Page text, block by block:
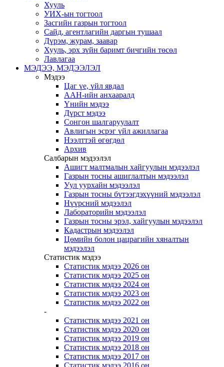
Хууль
УИХ-ын тогтоол
Засгийн газрын тогтоол
Сайд, агентлагийн даргын тушаал
Дүрэм, журам, заавар
Хууль, эрх зүйн баримт бичгийн төсөл
Лавлагаа
МЭДЭЭ, МЭДЭЭЛЭЛ
Мэдээ
Цаг үе, үйл явдал
ААН-ийн анхааралд
Үнийн мэдээ
Дүрст мэдээ
Сонгон шалгаруулалт
Авлигын эсрэг үйл ажиллагаа
Нээлттэй өгөгдөл
Архив
Салбарын мэдээлэл
Ашигт малтмалын хайгуулын мэдээлэл
Газрын тосны ашиглалтын мэдээлэл
Уул уурхайн мэдээлэл
Газрын тосны бүтээгдэхүүний мэдээлэл
Нүүрсний мэдээлэл
Лабораторийн мэдээлэл
Газрын тосны эрэл, хайгуулын мэдээлэл
Кадастрын мэдээлэл
Цөмийн болон цацрагийн хяналтын
мэдээлэл
Статистик мэдээ
Статистик мэдээ 2026 он
Статистик мэдээ 2025 он
Статистик мэдээ 2024 он
Статистик мэдээ 2023 он
Статистик мэдээ 2022 он
-
Статистик мэдээ 2021 он
Статистик мэдээ 2020 он
Статистик мэдээ 2019 он
Статистик мэдээ 2018 он
Статистик мэдээ 2017 он
Статистик мэдээ 2016 он